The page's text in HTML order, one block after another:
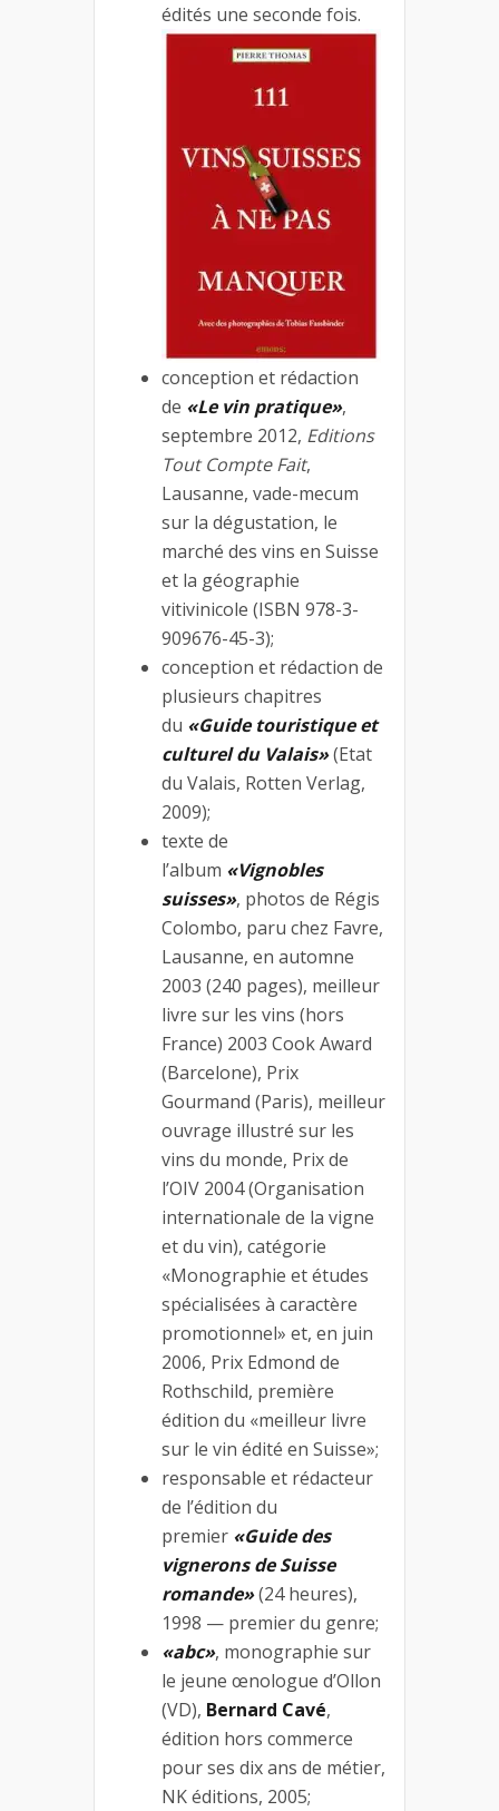
édités une seconde fois.
conception et rédaction
de «Le vin pratique»,
septembre 2012, Editions
Tout Compte Fait,
Lausanne, vade-mecum
sur la dégustation, le
marché des vins en Suisse
et la géographie
vitivinicole (ISBN 978-3-
909676-45-3);
conception et rédaction de
plusieurs chapitres
du «Guide touristique et
culturel du Valais»(Etat
du Valais, Rotten Verlag,
2009);
texte de
l’album «Vignobles
suisses», photos de Régis
Colombo, paru chez Favre,
Lausanne, en automne
2003 (240 pages), meilleur
livre sur les vins (hors
France) 2003 Cook Award
(Barcelone), Prix
Gourmand (Paris), meilleur
ouvrage illustré sur les
vins du monde, Prix de
l’OIV 2004 (Organisation
internationale de la vigne
et du vin), catégorie
«Monographie et études
spécialisées à caractère
promotionnel» et, en juin
2006, Prix Edmond de
Rothschild, première
édition du «meilleur livre
sur le vin édité en Suisse»;
responsable et rédacteur
de l’édition du
premier «Guide des
vignerons de Suisse
romande»(24 heures),
1998 — premier du genre;
«abc», monographie sur
le jeune œnologue d’Ollon
(VD), Bernard Cavé,
édition hors commerce
pour ses dix ans de métier,
NK éditions, 2005;